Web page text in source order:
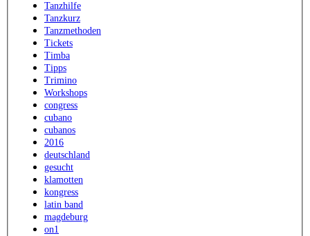
Tanzhilfe
Tanzkurz
Tanzmethoden
Tickets
Timba
Tipps
Trimino
Workshops
congress
cubano
cubanos
2016
deutschland
gesucht
klamotten
kongress
latin band
magdeburg
on1